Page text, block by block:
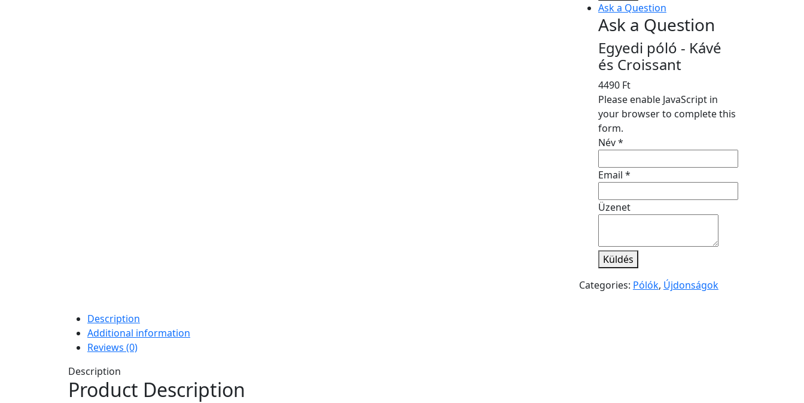
Ask a Question
Ask a Question
Egyedi póló - Kávé
és Croissant
4490 Ft
Please enable JavaScript in
your browser to complete this
form.
Név*
Email *
Üzenet
Küldés
Categories: Pólók, Újdonságok
Description
Additional information
Reviews (0)
Description
Product Description